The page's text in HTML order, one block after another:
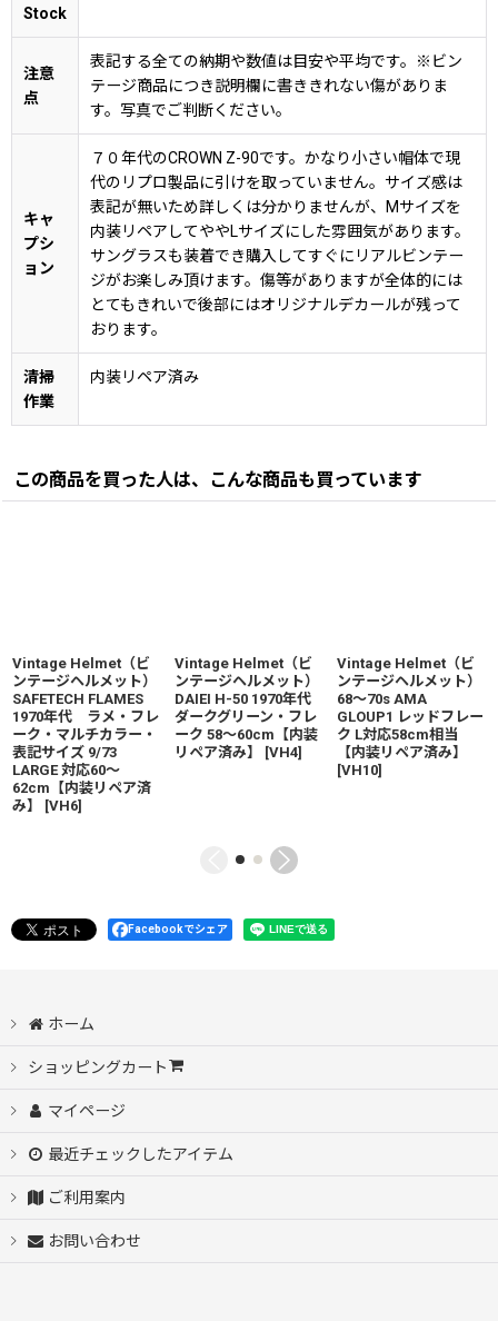
Stock
注意
点
表記する全ての納期や数値は目安や平均です。※ビン
テージ商品につき説明欄に書ききれない傷がありま
す。写真でご判断ください。
キャ
プシ
ョン
７０年代のCROWN Z-90です。かなり小さい帽体で現
代のリプロ製品に引けを取っていません。サイズ感は
表記が無いため詳しくは分かりませんが、Mサイズを
内装リペアしてややLサイズにした雰囲気があります。
サングラスも装着でき購入してすぐにリアルビンテー
ジがお楽しみ頂けます。傷等がありますが全体的には
とてもきれいで後部にはオリジナルデカールが残って
おります。
清掃
作業
内装リペア済み
この商品を買った人は、こんな商品も買っています
Vintage Helmet（ビ
ンテージヘルメット）
SAFETECH FLAMES
1970年代 ラメ・フレ
ーク・マルチカラー・
表記サイズ 9/73
LARGE 対応60〜
62cm【内装リペア済
み】
[VH6]
Vintage Helmet（ビ
ンテージヘルメット）
DAIEI H-50 1970年代
ダークグリーン・フレ
ーク 58〜60cm【内装
リペア済み】
[VH4]
Vintage Helmet（ビ
ンテージヘルメット）
68〜70s AMA
GLOUP1 レッドフレー
ク L対応58cm相当
【内装リペア済み】
[VH10]
Facebookでシェア
ホーム
ショッピングカート
マイページ
最近チェックしたアイテム
ご利用案内
お問い合わせ